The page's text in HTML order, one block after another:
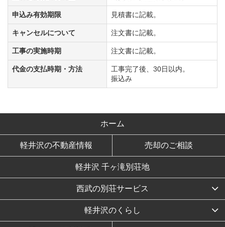
申込み有効期限 見積書に記載。
キャンセルについて 注文書に記載。
工事の実施時期 注文書に記載。
代金の支払時期・方法
工事完了後、30日以内。
振込み
ホーム
軽井沢の不動産情報 売却のご相談
軽井沢 千ヶ滝別荘地
西武の別荘サービス
軽井沢のくらし